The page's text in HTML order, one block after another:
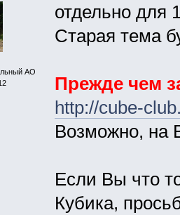
АО
отдельно для
Старая тема
Прежде чем
http://cube-
Возможно, на
Если Вы что
Кубика,